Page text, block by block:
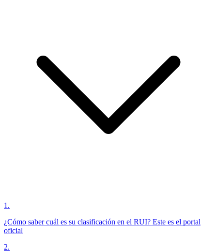
1 .
¿Cómo saber cuál es su clasificación en el RUI? Este es el portal
oficial
2.